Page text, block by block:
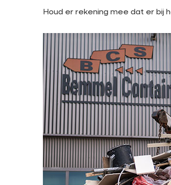
Houd er rekening mee dat er bij